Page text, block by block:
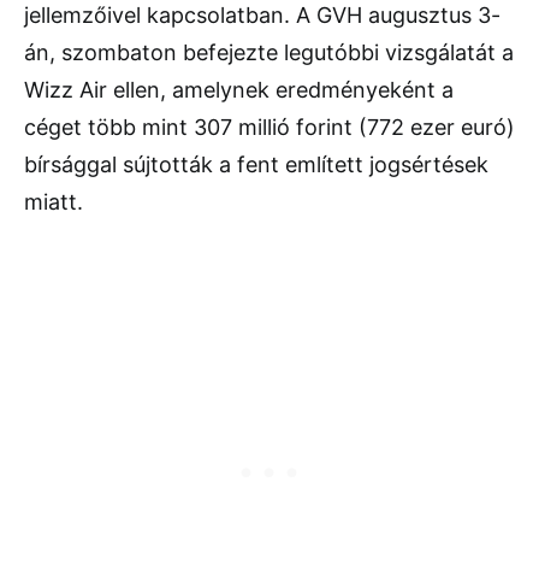
jellemzőivel kapcsolatban. A GVH augusztus 3-
án, szombaton befejezte legutóbbi vizsgálatát a
Wizz Air ellen, amelynek eredményeként a
céget több mint 307 millió forint (772 ezer euró)
bírsággal sújtották a fent említett jogsértések
miatt.